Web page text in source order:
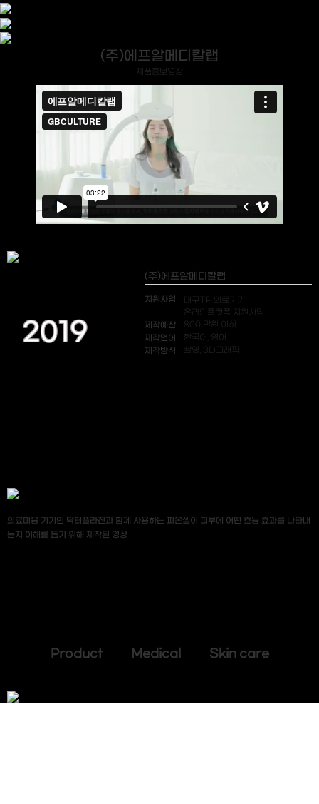
(주)에프알메디칼랩
제품홍보영상
2019
(주)에프알메디칼랩
지원사업
대구TP 의료기기
온라인플랫폼 지원사업
제작예산 800 만원 이하
제작언어 한국어, 영어
제작방식 촬영, 3D그래픽
의료미용 기기인 닥터플라진과 함께 사용하는 피온셀이 피부에 어떤 효능 효과를 나타내
는지 이해를 돕기 위해 제작된 영상
Product Medical Skin care